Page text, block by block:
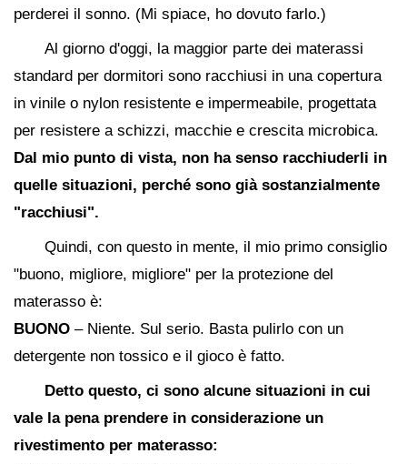
perderei il sonno. (Mi spiace, ho dovuto farlo.)
Al giorno d'oggi, la maggior parte dei materassi
standard per dormitori sono racchiusi in una copertura
in vinile o nylon resistente e impermeabile, progettata
per resistere a schizzi, macchie e crescita microbica.
Dal mio punto di vista, non ha senso racchiuderli in
quelle situazioni, perché sono già sostanzialmente
"racchiusi".
Quindi, con questo in mente, il mio primo consiglio
"buono, migliore, migliore" per la protezione del
materasso è:
BUONO – Niente. Sul serio. Basta pulirlo con un
detergente non tossico e il gioco è fatto.
Detto questo, ci sono alcune situazioni in cui
vale la pena prendere in considerazione un
rivestimento per materasso: